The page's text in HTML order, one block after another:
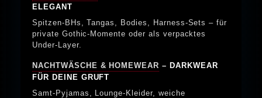
ELEGANT
Spitzen-BHs, Tangas, Bodies, Harness-Sets – für
private Gothic-Momente oder als verpacktes
Under-Layer.
NACHTWÄSCHE & HOMEWEAR – DARKWEAR
FÜR DEINE GRUFT
Samt-Pyjamas, Lounge-Kleider, weiche